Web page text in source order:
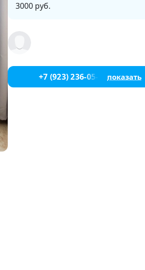
3000 руб.
+7 (923) 236-05-84 показать